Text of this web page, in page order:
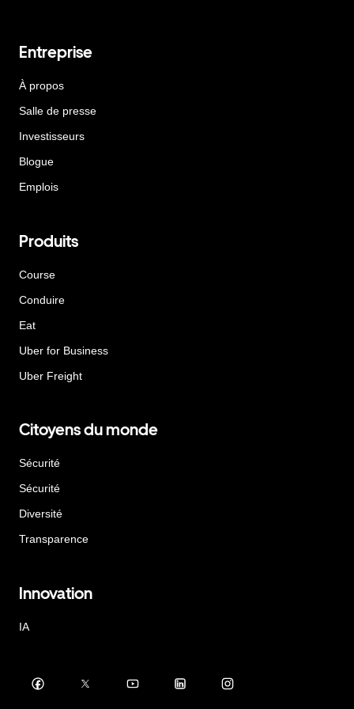
Entreprise
À propos
Salle de presse
Investisseurs
Blogue
Emplois
Produits
Course
Conduire
Eat
Uber for Business
Uber Freight
Citoyens du monde
Sécurité
Sécurité
Diversité
Transparence
Innovation
IA